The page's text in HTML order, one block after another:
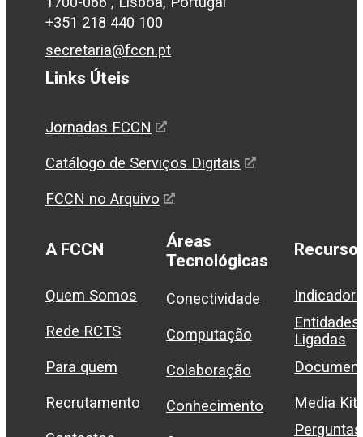
+351 218 440 100
secretaria@fccn.pt
Links Úteis
Jornadas FCCN
Catálogo de Serviços Digitais
FCCN no Arquivo
A FCCN
Quem Somos
Rede RCTS
Para quem
Recrutamento
Áreas
Tecnológicas
Conectividade
Computação
Colaboração
Conhecimento
Entidades
Ligadas
Media Kit
Perguntas